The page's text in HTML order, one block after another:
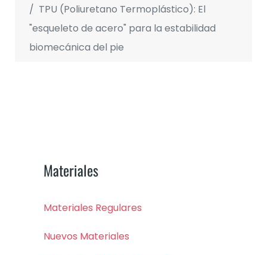
TPU (Poliuretano Termoplástico): El
"esqueleto de acero" para la estabilidad
biomecánica del pie
Materiales
Materiales Regulares
Nuevos Materiales